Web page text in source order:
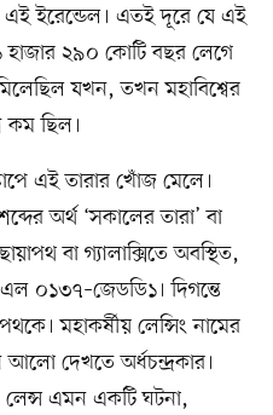
এই ইরেন্ডেল। এতই দূরে যে এই
২৯০ কোটি বছর লেগে
যখন, তখন মহাবিশ্বের
ছিল।
এই তারার খোঁজ মেলে।
অর্থ ‘সকালের তারা’ বা
বা গ্যালাক্সিতে অবস্থিত,
০১৩৭–জেডডি১। দিগন্তে
মহাকর্ষীয় লেন্সিং নামের
দেখতে অর্ধচন্দ্রকার।
লেন্স এমন একটি ঘটনা,